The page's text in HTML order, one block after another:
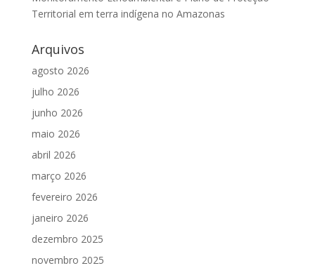
Territorial em terra indígena no Amazonas
Arquivos
agosto 2026
julho 2026
junho 2026
maio 2026
abril 2026
março 2026
fevereiro 2026
janeiro 2026
dezembro 2025
novembro 2025